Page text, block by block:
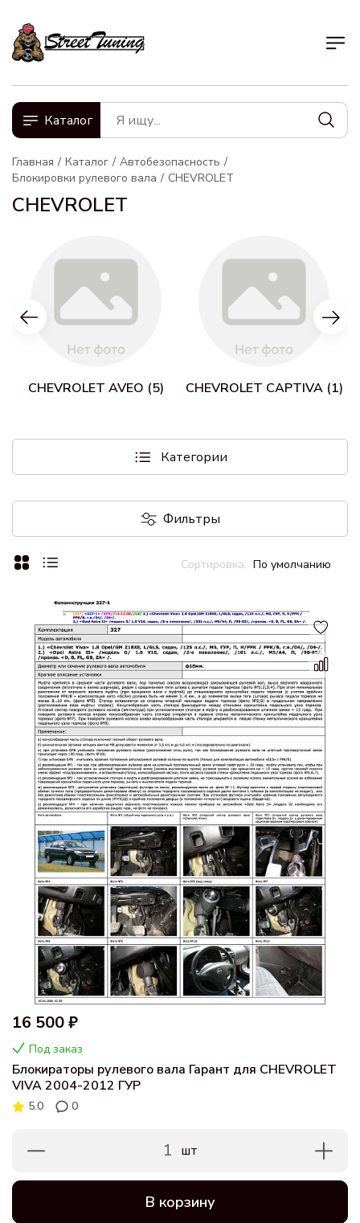
Каталог
Главная Каталог
Автобезопасность
Блокировки рулевого вала
CHEVROLET
CHEVROLET
CHEVROLET AVEO (5) CHEVROLET CAPTIVA (1)
Категории
Фильтры
По умолчанию
16 500 ₽
Под заказ
Блокираторы рулевого вала Гарант для CHEVROLET
VIVA 2004-2012 ГУР
5.0 0
1 шт
В корзину